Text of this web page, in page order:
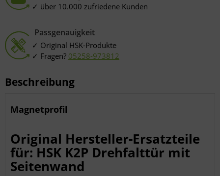
über 10.000 zufriedene Kunden
Passgenauigkeit
Original HSK-Produkte
Fragen? 05258-973812
Beschreibung
Magnetprofil
Original Hersteller-Ersatzteile
für: HSK K2P Drehfalttür mit
Seitenwand